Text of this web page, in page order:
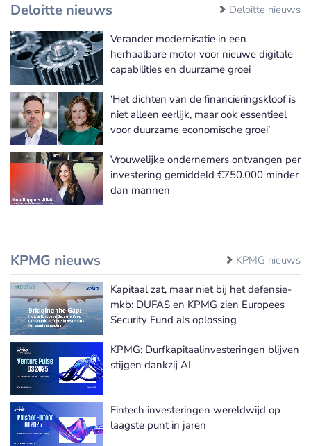
Deloitte nieuws Deloitte nieuws
Verander modernisatie in een
herhaalbare motor voor nieuwe digitale
capabilities en duurzame groei
‘Het dichten van de financieringskloof is
niet alleen eerlijk, maar ook essentieel
voor duurzame economische groei’
Vrouwelijke ondernemers ontvangen per
investering gemiddeld €750.000 minder
dan mannen
KPMG nieuws KPMG nieuws
Kapitaal zat, maar niet bij het defensie-
mkb: DUFAS en KPMG zien Europees
Security Fund als oplossing
KPMG: Durfkapitaalinvesteringen blijven
stijgen dankzij AI
Fintech investeringen wereldwijd op
laagste punt in jaren